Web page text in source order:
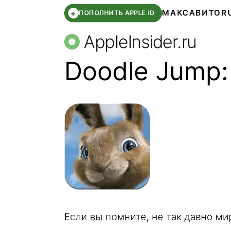
+ ПОПОЛНИТЬ APPLE ID МАКСАВИТО
AppleInsider.ru
Doodle
Если вы помните, не так давно